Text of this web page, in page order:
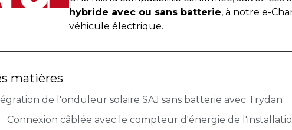
hybride avec ou sans batterie, à notre e-
véhicule électrique.
matières
de l'onduleur solaire SAJ sans batterie avec Trydan
Connexion câblée avec le compteur d'énergie de